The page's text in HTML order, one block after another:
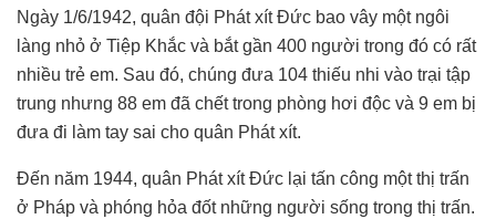
Ngày 1/6/1942, quân đội Phát xít Đức bao vây một ngôi
làng nhỏ ở Tiệp Khắc và bắt gần 400 người trong đó có rất
nhiều trẻ em. Sau đó, chúng đưa 104 thiếu nhi vào trại tập
trung nhưng 88 em đã chết trong phòng hơi độc và 9 em bị
đưa đi làm tay sai cho quân Phát xít.
Đến năm 1944, quân Phát xít Đức lại tấn công một thị trấn
ở Pháp và phóng hỏa đốt những người sống trong thị trấn.